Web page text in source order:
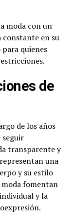
moda con un
constante en su
quienes
de
de los años
seguir
transparente y
una
y su estilo
moda fomentan
y la